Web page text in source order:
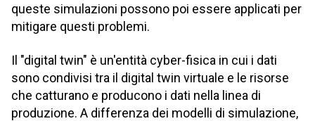
queste simulazioni possono poi essere applicati per
mitigare questi problemi.
Il "digital twin" è un'entità cyber-fisica in cui i dati
sono condivisi tra il digital twin virtuale e le risorse
che catturano e producono i dati nella linea di
produzione. A differenza dei modelli di simulazione,